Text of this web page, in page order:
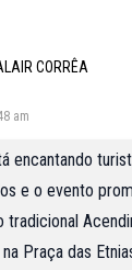
CORRÊA
am
encantando
e o evento
tradicional
Praça das